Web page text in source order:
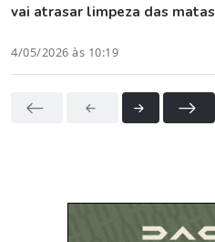
vai atrasar limpeza das matas
4/05/2026 às 10:19